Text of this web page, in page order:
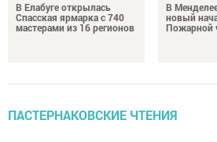
В Елабуге открылась
Спасская ярмарка с 740
мастерами из 16 регионов
В
новый
Пожарной
ПАСТЕРНАКОВСКИЕ ЧТЕНИЯ